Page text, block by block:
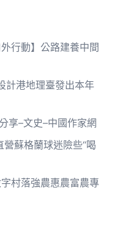
行動】公路建養中間
計港地理臺發出本年
享–文史–中國作家網
蘇格蘭球迷險些“喝
村落強農惠農富農專